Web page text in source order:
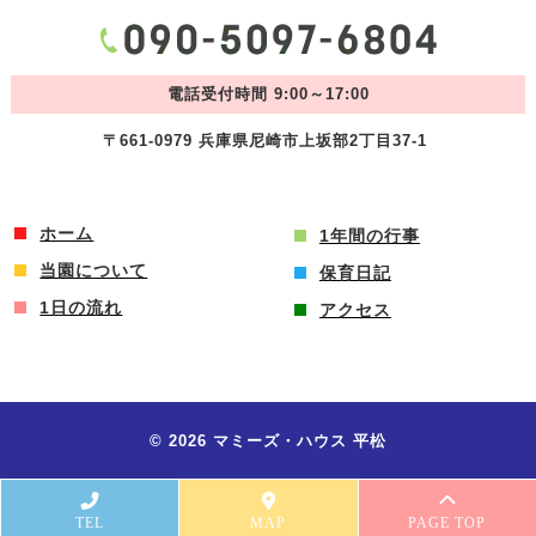
電話受付時間 9:00～17:00
〒661-0979 兵庫県尼崎市上坂部2丁目37-1
ホーム
当園について
1日の流れ
1年間の行事
保育日記
アクセス
© 2026 マミーズ・ハウス 平松
TEL MAP PAGE TOP